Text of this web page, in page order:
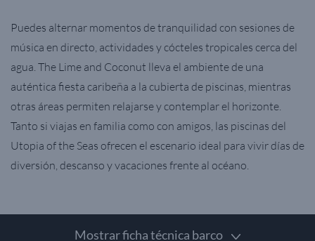
Puedes alternar momentos de tranquilidad con sesiones de
música en directo, actividades y cócteles tropicales cerca del
agua. The Lime and Coconut lleva el ambiente de una
auténtica fiesta caribeña a la cubierta de piscinas, mientras
otras áreas permiten relajarse y contemplar el horizonte.
Tanto si viajas en familia como con amigos, las piscinas del
Utopia of the Seas ofrecen el escenario ideal para vivir días de
diversión, descanso y vacaciones frente al océano.
Mostrar ficha técnica barco